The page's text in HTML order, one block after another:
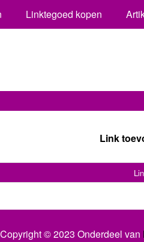
Linktegoed kopen
Link
Copyright © 2023 Onderdeel van